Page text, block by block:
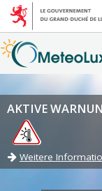
AKTIVE
Weitere